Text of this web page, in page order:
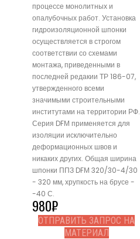
процессе монолитных и
опалубочных работ. Установка
гидроизоляционной шпонки
осуществляется в строгом
соответствии со схемами
монтажа, приведенными в
последней редакии ТР 186-07,
утвержденного всеми
значимыми строительными
институтами на территории РФ.
Серия DFМ применяется для
изоляции исключительно
деформационных швов и
никаких других. Общая ширина
шпонки ППЗ DFМ 320/30-4/30
- 320 мм, хрупкость на брусе -
-40 С.
980₽
ОТПРАВИТЬ ЗАПРОС НА
МАТЕРИАЛ